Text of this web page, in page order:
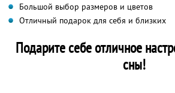
Большой выбор размеров и цветов
Отличный подарок для себя и близких
Подарите себе отличное
сны!